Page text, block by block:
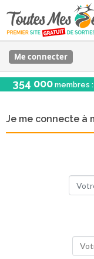
Me connecter
354 000 membres
Je me connecte à